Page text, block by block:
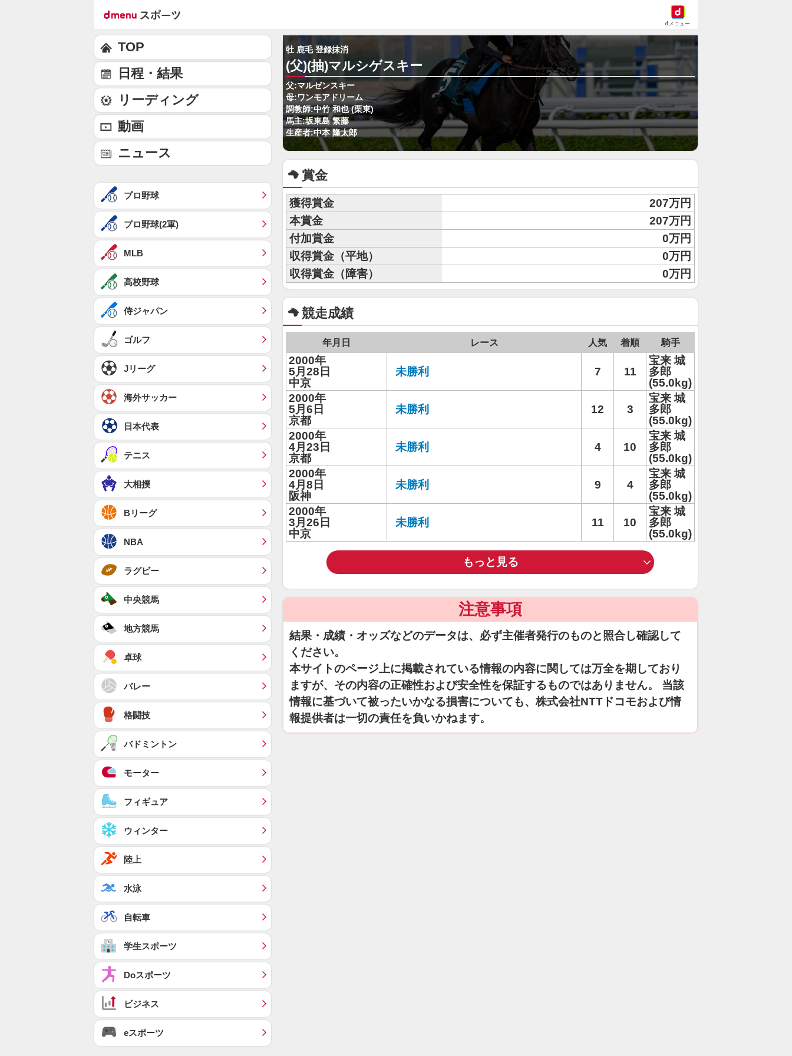
dメニュー
牡 鹿毛 登録抹消
(父)(抽)マルシゲスキー
父:マルゼンスキー
母:ワンモアドリーム
調教師:中竹 和也 (栗東)
馬主:坂東島 繁藤
生産者:中本 隆太郎
賞金
獲得賞金
207万円
本賞金
207万円
付加賞金
0万円
収得賞金（平地）
0万円
収得賞金（障害）
0万円
競走成績
年月日 レース 人気 着順 騎手
2000年
5月28日
中京
未勝利 7 11
宝来 城
多郎
(55.0kg)
2000年
5月6日
京都
未勝利 12 3
宝来 城
多郎
(55.0kg)
2000年
4月23日
京都
未勝利 4 10
宝来 城
多郎
(55.0kg)
2000年
4月8日
阪神
未勝利 9 4
宝来 城
多郎
(55.0kg)
2000年
3月26日
中京
未勝利 11 10
宝来 城
多郎
(55.0kg)
もっと見る
注意事項
結果・成績・オッズなどのデータは、必ず主催者発行のものと照合し確認して
ください。
本サイトのページ上に掲載されている情報の内容に関しては万全を期しており
ますが、その内容の正確性および安全性を保証するものではありません。 当該
情報に基づいて被ったいかなる損害についても、株式会社NTTドコモおよび情
報提供者は一切の責任を負いかねます。
TOP
日程・結果
リーディング
動画
ニュース
プロ野球
プロ野球(2軍)
MLB
高校野球
侍ジャパン
ゴルフ
Jリーグ
海外サッカー
日本代表
テニス
大相撲
Bリーグ
NBA
ラグビー
中央競馬
地方競馬
卓球
バレー
格闘技
バドミントン
モーター
フィギュア
ウィンター
陸上
水泳
自転車
学生スポーツ
Doスポーツ
ビジネス
eスポーツ